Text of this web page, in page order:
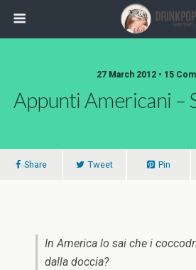
27 March 2012 • 15
Appunti Americani –
Share Tweet Pin
In America lo sai che i
dalla doccia?